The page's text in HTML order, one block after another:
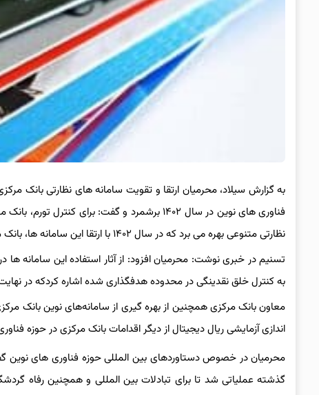
به گزارش سیلاد، محرمیان ارتقا و تقویت سامانه های نظارتی بانک
فناوری های نوین در سال ۱۴۰۲ برشمرد و گفت:
نظارتی متنوعی بهره می برد که در سال ۱۴۰۲ با ارتقا این سامانه ها، بانک مرکزی از ظرفیت نظارتی آنها برای نظارت بر بانک ها و روند خلق پول بهره برد.
تسنیم در خبری نوشت: محرمیان افزود: از آثار استفاده این سامانه
به کنترل خلق نقدینگی در محدوده هدفگذاری شده اشاره کردکه در
معاون بانک مرکزی همچنین از بهره گیری از سامانه‌های نوین بانک
اندازی آزمایشی ریال دیجیتال از دیگر اقدامات بانک مرکزی در حوزه
محرمیان در خصوص دستاوردهای بین المللی حوزه فناوری های
گذشته عملیاتی شد تا برای تبادلات بین المللی و همچنین رفاه